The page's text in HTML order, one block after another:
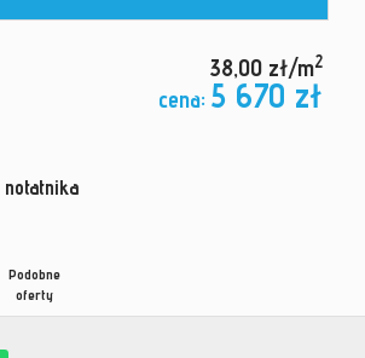
38,00 zł/m2
cena: 5 670 zł
Podobne
oferty